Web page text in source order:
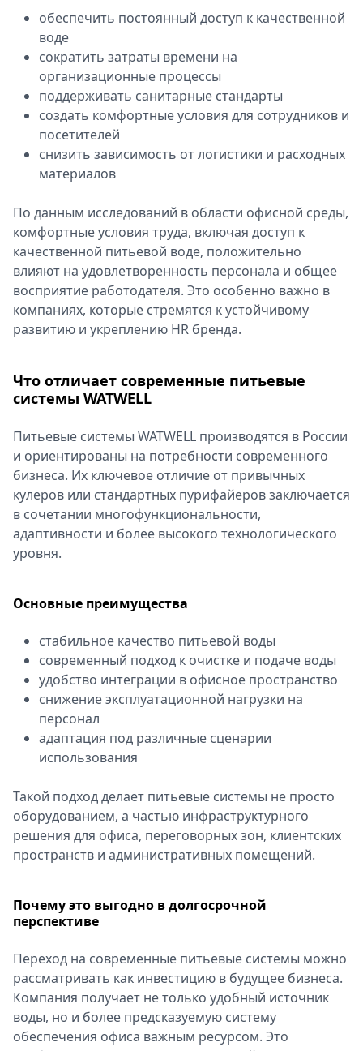
обеспечить постоянный доступ к качественной
воде
сократить затраты времени на
организационные процессы
поддерживать санитарные стандарты
создать комфортные условия для сотрудников и
посетителей
снизить зависимость от логистики и расходных
материалов
По данным исследований в области офисной среды,
комфортные условия труда, включая доступ к
качественной питьевой воде, положительно
влияют на удовлетворенность персонала и общее
восприятие работодателя. Это особенно важно в
компаниях, которые стремятся к устойчивому
развитию и укреплению HR бренда.
Что отличает современные питьевые
системы WATWELL
Питьевые системы WATWELL производятся в России
и ориентированы на потребности современного
бизнеса. Их ключевое отличие от привычных
кулеров или стандартных пурифайеров заключается
в сочетании многофункциональности,
адаптивности и более высокого технологического
уровня.
Основные преимущества
стабильное качество питьевой воды
современный подход к очистке и подаче воды
удобство интеграции в офисное пространство
снижение эксплуатационной нагрузки на
персонал
адаптация под различные сценарии
использования
Такой подход делает питьевые системы не просто
оборудованием, а частью инфраструктурного
решения для офиса, переговорных зон, клиентских
пространств и административных помещений.
Почему это выгодно в долгосрочной
перспективе
Переход на современные питьевые системы можно
рассматривать как инвестицию в будущее бизнеса.
Компания получает не только удобный источник
воды, но и более предсказуемую систему
обеспечения офиса важным ресурсом. Это